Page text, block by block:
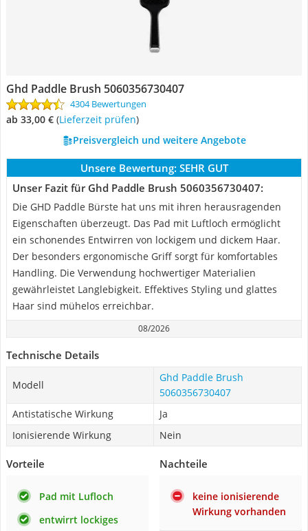
Ghd Paddle Brush 5060356730407
4304 Bewertungen
ab 33,00 € (Lieferzeit prüfen)
Preisvergleich und weitere Angebote
Unsere Bewertung: SEHR GUT
Unser Fazit für Ghd Paddle Brush 5060356730407:
Die GHD Paddle Bürste hat uns mit ihren herausragenden
Eigenschaften überzeugt. Das Pad mit Luftloch ermöglicht
ein schonendes Entwirren von lockigem und dickem Haar.
Der besonders ergonomische Griff sorgt für komfortables
Handling. Die Verwendung hochwertiger Materialien
gewährleistet Langlebigkeit. Effektives Styling und glattes
Haar sind mühelos erreichbar.
08/2026
Technische Details
Modell
Ghd Paddle Brush
5060356730407
Antistatische Wirkung
Ja
Ionisierende Wirkung
Nein
Vorteile
Pad mit Lufloch
entwirrt lockiges
Nachteile
keine ionisierende
Wirkung vorhanden